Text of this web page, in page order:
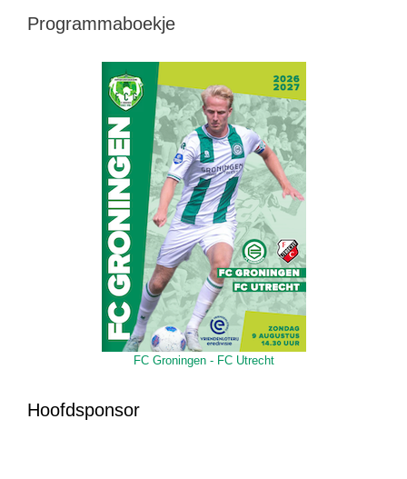
Programmaboekje
FC Groningen - FC Utrecht
Hoofdsponsor